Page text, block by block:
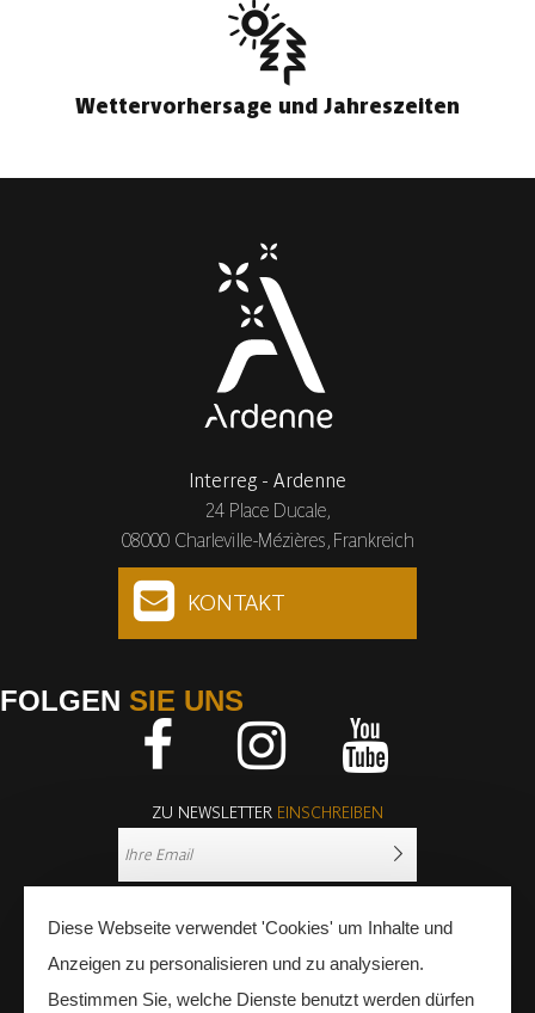
Wettervorhersage und Jahreszeiten
Interreg - Ardenne
24 Place Ducale,
08000 Charleville-Mézières, Frankreich
KONTAKT
FOLGEN SIE UNS
ZU NEWSLETTER EINSCHREIBEN
PRESSE FACHLEUTE
Diese Webseite verwendet 'Cookies' um Inhalte und
Anzeigen zu personalisieren und zu analysieren.
Bestimmen Sie, welche Dienste benutzt werden dürfen